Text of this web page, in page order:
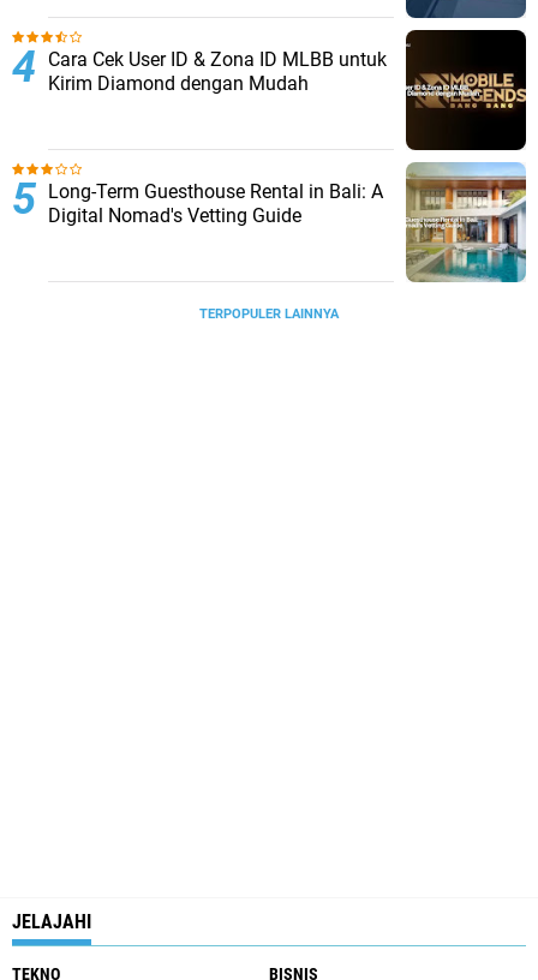
Cara Cek User ID & Zona ID MLBB untuk
Kirim Diamond dengan Mudah
Long-Term Guesthouse Rental in Bali: A
Digital Nomad's Vetting Guide
TERPOPULER LAINNYA
JELAJAHI
TEKNO BISNIS